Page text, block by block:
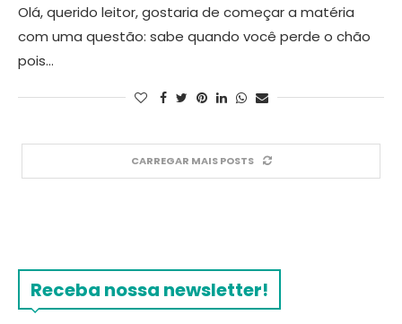
Olá, querido leitor, gostaria de começar a matéria
com uma questão: sabe quando você perde o chão
pois…
CARREGAR MAIS POSTS
Receba nossa newsletter!